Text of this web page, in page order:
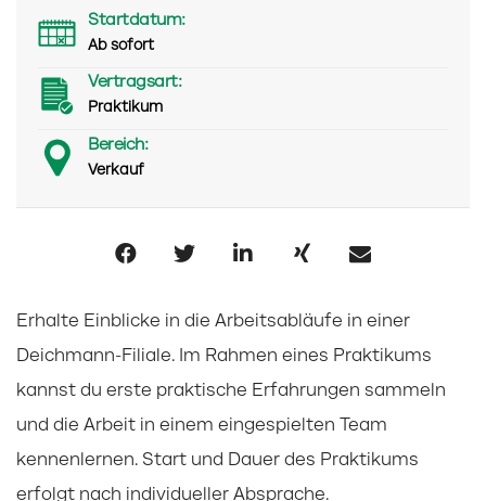
Startdatum:
Ab sofort
Vertragsart:
Praktikum
Bereich:
Verkauf
Erhalte Einblicke in die Arbeitsabläufe in einer
Deichmann-Filiale. Im Rahmen eines Praktikums
kannst du erste praktische Erfahrungen sammeln
und die Arbeit in einem eingespielten Team
kennenlernen. Start und Dauer des Praktikums
erfolgt nach individueller Absprache.